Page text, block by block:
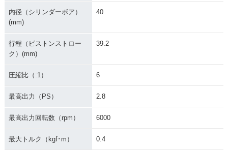
内径（シリンダーボア）
(mm)
40
行程（ピストンストロー
ク）(mm)
39.2
圧縮比（:1） 6
最高出力（PS） 2.8
最高出力回転数（rpm） 6000
最大トルク（kgf･m） 0.4